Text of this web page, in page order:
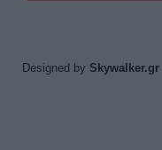
Designed by Skywalker.gr